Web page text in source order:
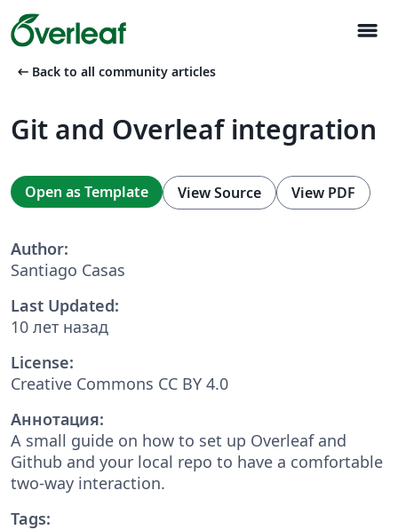
menu
arrow_left_alt Back to all community articles
Git and Overleaf integration
Open as Template View Source View PDF
Author:
Santiago Casas
Last Updated:
10 лет назад
License:
Creative Commons CC BY 4.0
Аннотация:
A small guide on how to set up Overleaf and
Github and your local repo to have a comfortable
two-way interaction.
Tags: